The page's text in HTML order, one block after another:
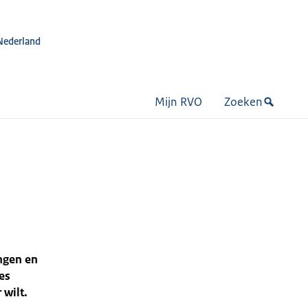
Mijn RVO Zoeken
en
wilt.